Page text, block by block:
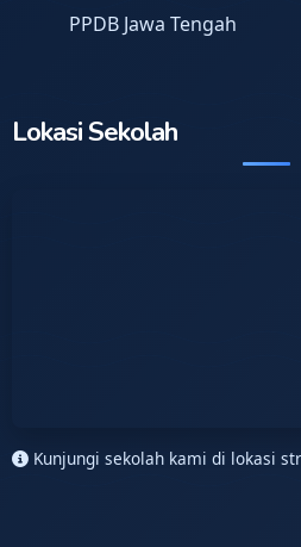
PPDB Jawa Tengah
Lokasi Sekolah
Kunjungi sekolah kami di lokasi